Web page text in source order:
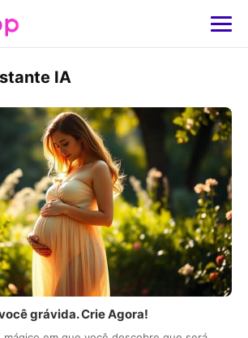
IA
grávida. Crie Agora!